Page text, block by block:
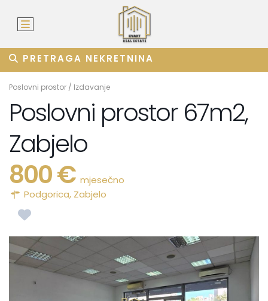
PRETRAGA NEKRETNINA
Poslovni prostor / Izdavanje
Poslovni prostor 67m2,
Zabjelo
800 € mjesečno
Podgorica, Zabjelo